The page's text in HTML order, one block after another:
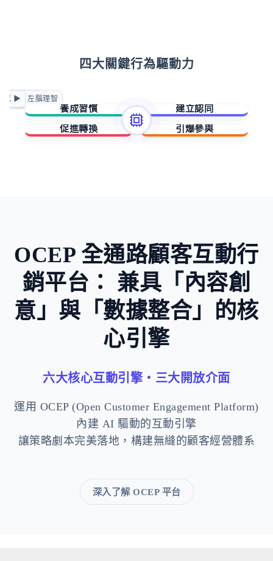
四大關鍵行為驅動力
正向賦能
急迫驅動
◀ 左腦理智
感 ▶
養成習慣
擁有與成就
建立認同
歸屬與賦能
促進轉換 引爆參與
OCEP 全通路顧客互動行
銷平台： 兼具「內容創
意」與「數據整合」的核
心引擎
六大核心互動引擎・三大開放介面
運用 OCEP (Open Customer Engagement Platform)
內建 AI 驅動的互動引擎
讓策略劇本完美落地，構建無縫的顧客經營體系
深入了解 OCEP 平台